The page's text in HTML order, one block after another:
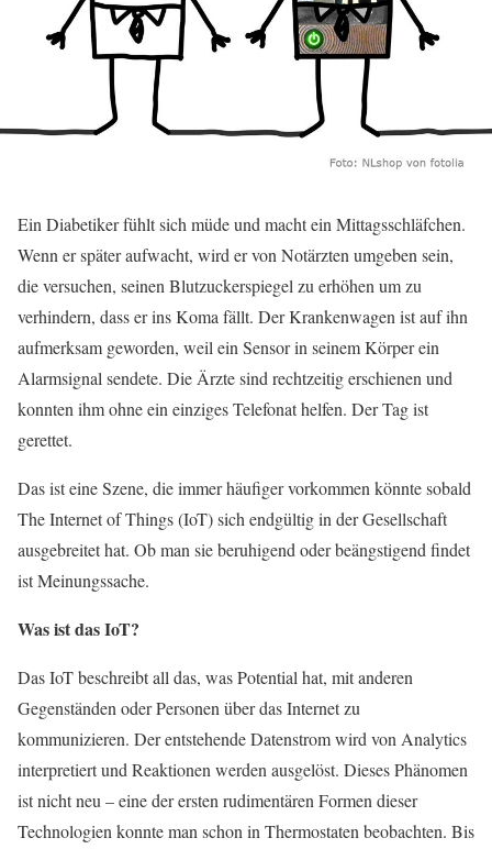
Ein Diabetiker fühlt sich müde und macht ein Mittagsschläfchen.
Wenn er später aufwacht, wird er von Notärzten umgeben sein,
die versuchen, seinen Blutzuckerspiegel zu erhöhen um zu
verhindern, dass er ins Koma fällt. Der Krankenwagen ist auf ihn
aufmerksam geworden, weil ein Sensor in seinem Körper ein
Alarmsignal sendete. Die Ärzte sind rechtzeitig erschienen und
konnten ihm ohne ein einziges Telefonat helfen. Der Tag ist
gerettet.
Das ist eine Szene, die immer häufiger vorkommen könnte sobald
The Internet of Things (IoT) sich endgültig in der Gesellschaft
ausgebreitet hat. Ob man sie beruhigend oder beängstigend findet
ist Meinungssache.
Was ist das IoT?
Das IoT beschreibt all das, was Potential hat, mit anderen
Gegenständen oder Personen über das Internet zu
kommunizieren. Der entstehende Datenstrom wird von Analytics
interpretiert und Reaktionen werden ausgelöst. Dieses Phänomen
ist nicht neu – eine der ersten rudimentären Formen dieser
Technologien konnte man schon in Thermostaten beobachten. Bis